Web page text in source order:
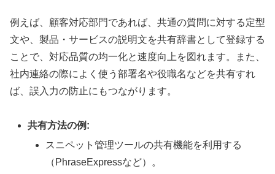
例えば、顧客対応部門であれば、共通の質問に対する定型
文や、製品・サービスの説明文を共有辞書として登録する
ことで、対応品質の均一化と速度向上を図れます。また、
社内連絡の際によく使う部署名や役職名などを共有すれ
ば、誤入力の防止にもつながります。
共有方法の例:
スニペット管理ツールの共有機能を利用する
（PhraseExpressなど）。